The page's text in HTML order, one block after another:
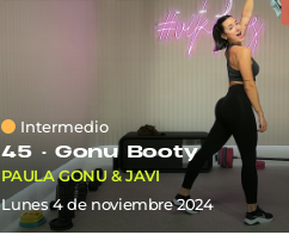
Intermedio
45 · Gonu Booty
PAULA GONU & JAVI
lunes 4de noviembre 2024